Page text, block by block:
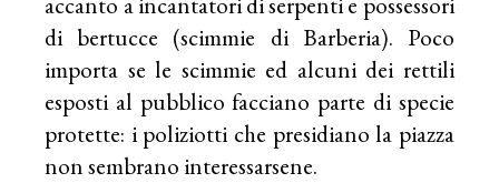
di bertucce (scimmie di Barberia). Poco
importa se le scimmie ed alcuni dei rettili
esposti al pubblico facciano parte di specie
protette: i poliziotti che presidiano la piazza
non sembrano interessarsene.